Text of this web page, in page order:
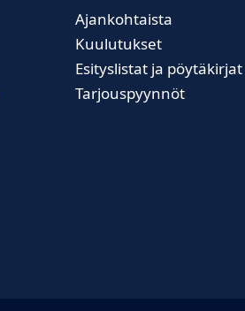
Ajankohtaista
Kuulutukset
Esityslistat ja pöytäkirjat
Tarjouspyynnöt